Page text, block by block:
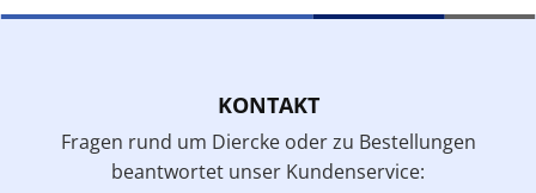
KONTAKT
Fragen rund um Diercke oder zu Bestellungen
beantwortet unser Kundenservice: